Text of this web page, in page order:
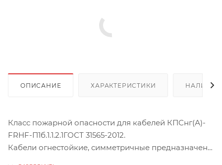
ОПИСАНИЕ ХАРАКТЕРИСТИКИ НАЛИЧИЕ
Класс пожарной опасности для кабелей КПСнг(А)-
FRHF-П1б.1.1.2.1ГОСТ 31565-2012.
Кабели огнестойкие, симметричные предназначены